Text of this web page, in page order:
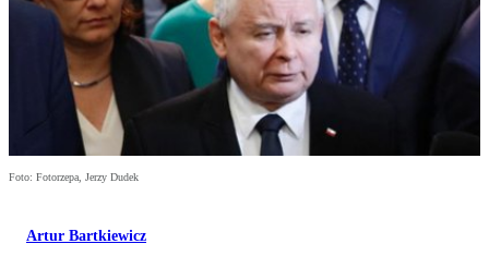
Foto: Fotorzepa, Jerzy Dudek
Artur Bartkiewicz